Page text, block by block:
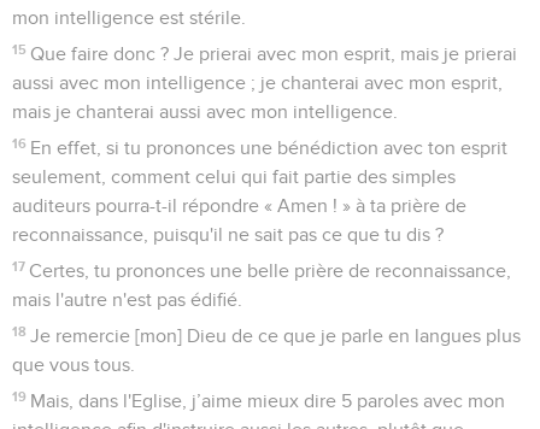
mon intelligence est stérile.
15 Que faire donc ? Je prierai avec mon esprit, mais je prierai
aussi avec mon intelligence ; je chanterai avec mon esprit,
mais je chanterai aussi avec mon intelligence.
16 En effet, si tu prononces une bénédiction avec ton esprit
seulement, comment celui qui fait partie des simples
auditeurs pourra-t-il répondre « Amen ! » à ta prière de
reconnaissance, puisqu'il ne sait pas ce que tu dis ?
17 Certes, tu prononces une belle prière de reconnaissance,
mais l'autre n'est pas édifié.
18 Je remercie [mon] Dieu de ce que je parle en langues plus
que vous tous.
19 Mais, dans l'Eglise, j’aime mieux dire 5 paroles avec mon